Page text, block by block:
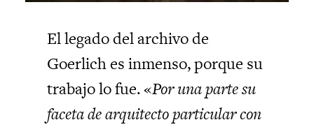
El legado del archivo de
Goerlich es inmenso, porque su
trabajo lo fue. «Por una parte su
faceta de arquitecto particular con